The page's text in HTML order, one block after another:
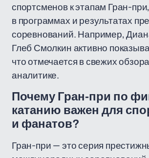
спортсменов к этапам Гран-
в программах и результатах
соревнований. Например,
Глеб Смолкин активно
что отмечается в свежих
аналитике.
Почему Гран-при по
катанию важен для
и фанатов?
Гран-при — это серия